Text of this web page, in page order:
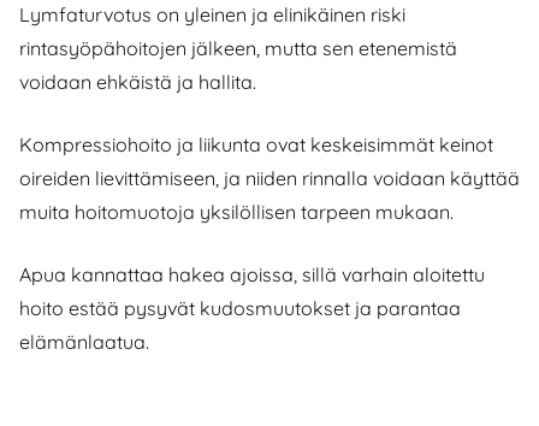
Lymfaturvotus on yleinen ja elinikäinen riski
rintasyöpähoitojen jälkeen, mutta sen etenemistä
voidaan ehkäistä ja hallita.
Kompressiohoito ja liikunta ovat keskeisimmät keinot
oireiden lievittämiseen, ja niiden rinnalla voidaan käyttää
muita hoitomuotoja yksilöllisen tarpeen mukaan.
Apua kannattaa hakea ajoissa, sillä varhain aloitettu
hoito estää pysyvät kudosmuutokset ja parantaa
elämänlaatua.